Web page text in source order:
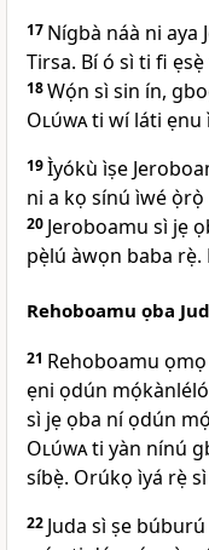
17 Nígbà náà ni aya
Tirsa. Bí ó sì ti fi
18Wọ́n sì sin ín,
Olúwati wí láti ẹnu
19Ìyókù ìṣe
ni a kọ sínú ìwé
20 Jeroboamu sì jẹ
pẹ̀lú àwọn baba
Rehoboamu ọba
21 Rehoboamu
ẹni ọdún
sì jẹ ọba ní ọdún
Olúwati yàn nínú
síbẹ̀. Orúkọ ìyá rẹ̀
22 Juda sì ṣe